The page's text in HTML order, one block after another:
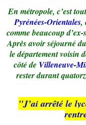
En métropole, c’est
Pyrénées-Orientales,
comme beaucoup
Après avoir séjourné
le département voisin
côté de Villeneuve-
rester durant
"J’ai arrêté le